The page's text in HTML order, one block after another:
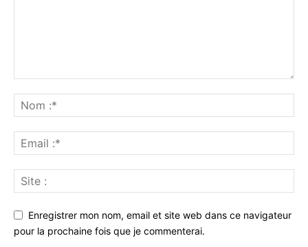
Enregistrer mon nom, email et site web dans ce navigateur
pour la prochaine fois que je commenterai.